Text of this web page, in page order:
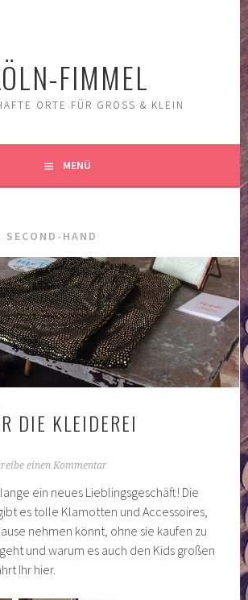
FIMMEL
ORTE FÜR GROSS & KLEIN
MENÜ
SECOND-HAND
DIE KLEIDEREI
einen Kommentar
ein neues Lieblingsgeschäft! Die
es tolle Klamotten und Accessoires,
nehmen könnt, ohne sie kaufen zu
und warum es auch den Kids großen
Ihr hier.